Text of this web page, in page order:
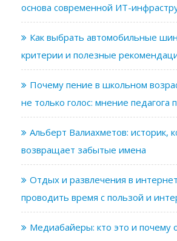
основа современной ИТ-
Как выбрать автомобильные
критерии и полезные
Почему пение в школьном
не только голос: мнение педагога
Альберт Валиахметов: историк,
возвращает забытые имена
Отдых и развлечения в
проводить время с пользой и
Медиабайеры: кто это и почему